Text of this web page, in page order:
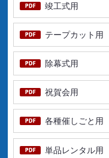
竣工式用
テープカット用
除幕式用
祝賀会用
各種催しごと用
単品レンタル用